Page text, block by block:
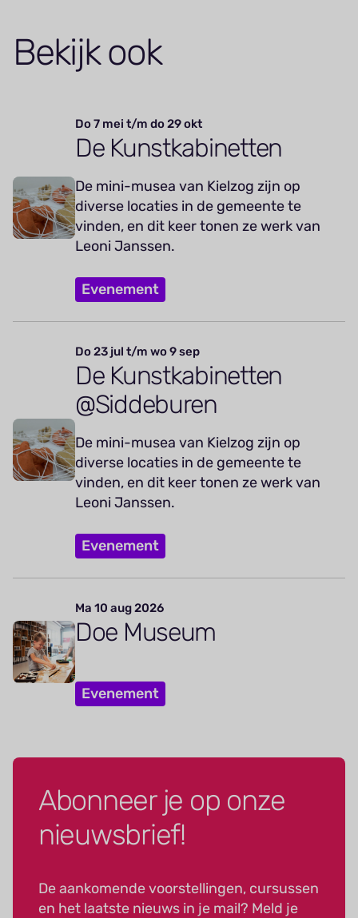
Bekijk ook
Do 7 mei t/m do 29 okt
De Kunstkabinetten
De mini-musea van Kielzog zijn op
diverse locaties in de gemeente te
vinden, en dit keer tonen ze werk van
Leoni Janssen.
Evenement
Do 23 jul t/m wo 9 sep
De Kunstkabinetten
@Siddeburen
De mini-musea van Kielzog zijn op
diverse locaties in de gemeente te
vinden, en dit keer tonen ze werk van
Leoni Janssen.
Evenement
Ma 10 aug 2026
Doe Museum
Evenement
Abonneer je op onze
nieuwsbrief!
De aankomende voorstellingen, cursussen
en het laatste nieuws in je mail? Meld je